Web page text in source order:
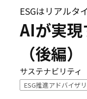
ESGはリアルタ
AIが実現
（後編）
サステナビリティ
ESG推進アドバイザ